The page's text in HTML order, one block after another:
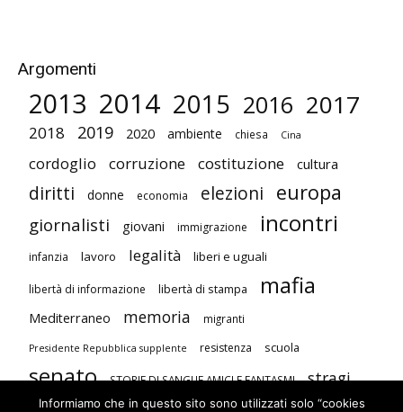
Argomenti
2013 2014 2015 2016 2017
2018 2019 2020 ambiente chiesa Cina
cordoglio corruzione costituzione cultura
diritti donne economia elezioni europa
giornalisti giovani immigrazione incontri
infanzia lavoro legalità liberi e uguali
libertà di informazione libertà di stampa mafia
Mediterraneo memoria migranti
Presidente Repubblica supplente resistenza scuola
senato STORIE DI SANGUE AMICI E FANTASMI stragi
studenti terrorismo Unione Europea
Informiamo che in questo sito sono utilizzati solo “cookies